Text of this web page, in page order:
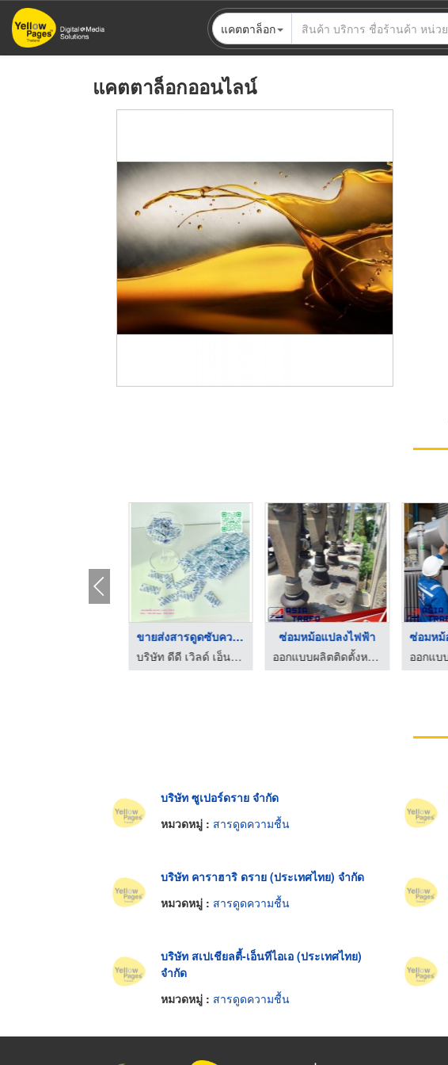
ข้าม
ไป
แคตตาล็อก
แคตตาล็อกออนไลน์
ขายส่งสารดูดซับความช ...
บริษัท ดีดี เวิลด์ เอ็นเตอร์ไพรส์ จำกัด
ซ่อมหม้อแปลงไฟฟ้า
ออกแบบผลิตติดตั้งหม้อแปลงไฟฟ้า - เอเซีย ทราโฟ
บริษัท ซูเปอร์ดราย จำกัด
หมวดหมู่ : สารดูดความชื้น
บริษัท คาราฮาริ ดราย (ประเทศไทย) จำกัด
หมวดหมู่ : สารดูดความชื้น
บริษัท สเปเชียลตี้-เอ็นทีไอเอ (ประเทศไทย)
จำกัด
หมวดหมู่ : สารดูดความชื้น